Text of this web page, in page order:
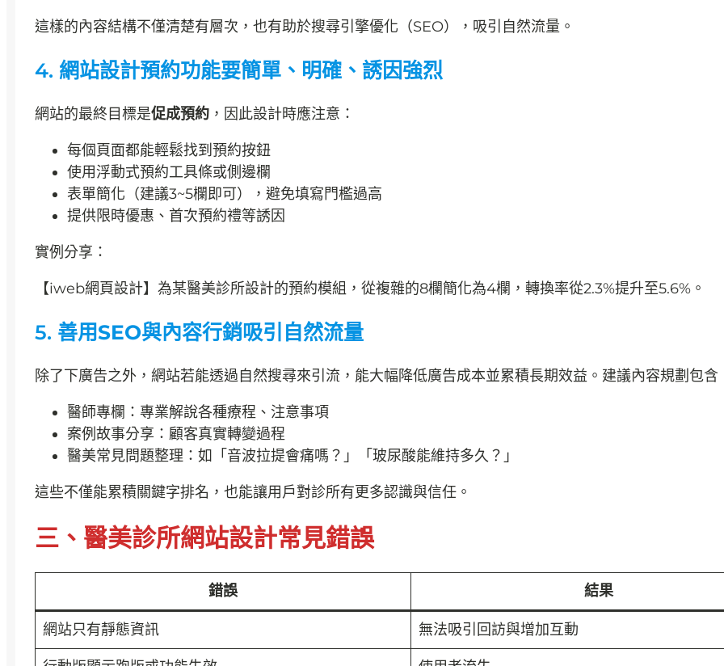
這樣的內容結構不僅清楚有層次，也有助於搜尋引擎優化（SEO），吸引自然流量。
4. 網站設計預約功能要簡單、明確、誘因強烈
網站的最終目標是促成預約，因此設計時應注意：
每個頁面都能輕鬆找到預約按鈕
使用浮動式預約工具條或側邊欄
表單簡化（建議3~5欄即可），避免填寫門檻過高
提供限時優惠、首次預約禮等誘因
實例分享：
【iweb網頁設計】為某醫美診所設計的預約模組，從複雜的8欄簡化為4欄，轉換率從2.3%提升至5.6%。
5. 善用SEO與內容行銷吸引自然流量
除了下廣告之外，網站若能透過自然搜尋來引流，能大幅降低廣告成本並累積長期效益。建議內容規劃包含
醫師專欄：專業解說各種療程、注意事項
案例故事分享：顧客真實轉變過程
醫美常見問題整理：如「音波拉提會痛嗎？」「玻尿酸能維持多久？」
這些不僅能累積關鍵字排名，也能讓用戶對診所有更多認識與信任。
三、醫美診所網站設計常見錯誤
錯誤 結果
網站只有靜態資訊 無法吸引回訪與增加互動